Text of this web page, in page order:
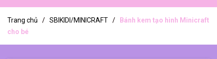
Trang chủ / SBIKIDI/MINICRAFT /
Bánh kem tạo hình Minicraft
cho bé